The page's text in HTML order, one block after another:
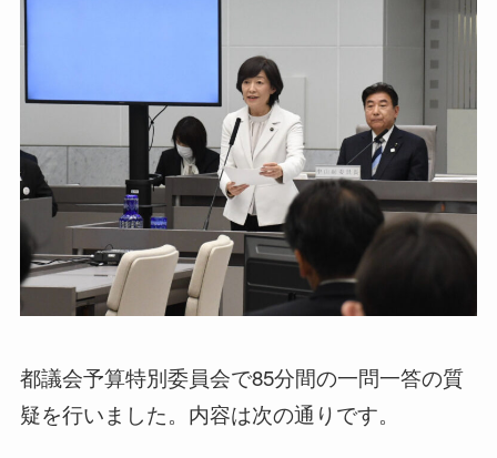
都議会予算特別委員会で85分間の一問一答の質
疑を行いました。内容は次の通りです。